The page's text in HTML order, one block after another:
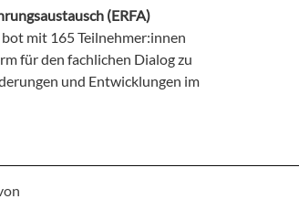
(ERFA)
bot mit 165 Teilnehmer:innen
für den fachlichen Dialog zu
und Entwicklungen im